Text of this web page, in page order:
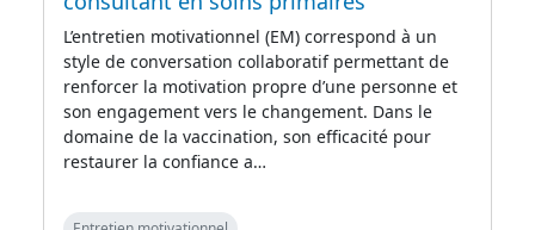
L’entretien motivationnel (EM) correspond à un
style de conversation collaboratif permettant de
renforcer la motivation propre d’une personne et
son engagement vers le changement. Dans le
domaine de la vaccination, son efficacité pour
restaurer la confiance a…